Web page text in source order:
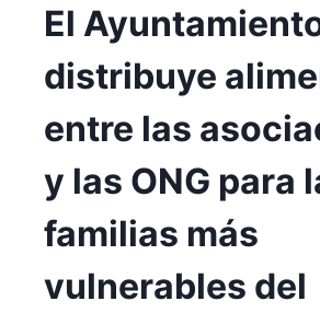
El
distribuye
entre las
y las ONG para
familias más
vulnerables del